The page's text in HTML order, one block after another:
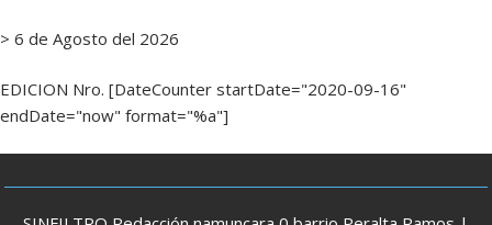
> 6 de Agosto del 2026
EDICION Nro. [DateCounter startDate="2020-09-16"
endDate="now" format="%a"]